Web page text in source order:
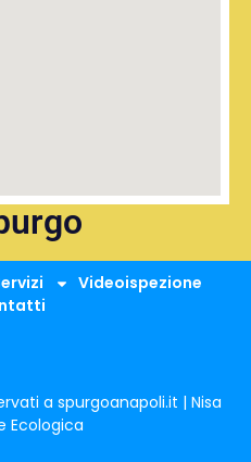
Videoispezione
a spurgoanapoli.it | Nisa
Ecologica